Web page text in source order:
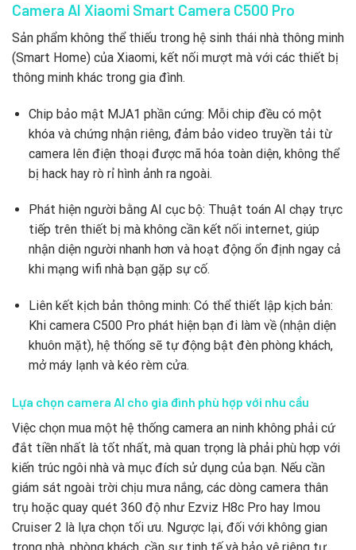
Camera AI Xiaomi Smart Camera C500 Pro
Sản phẩm không thể thiếu trong hệ sinh thái nhà thông minh
(Smart Home) của Xiaomi, kết nối mượt mà với các thiết bị
thông minh khác trong gia đình.
Chip bảo mật MJA1 phần cứng: Mỗi chip đều có một
khóa và chứng nhận riêng, đảm bảo video truyền tải từ
camera lên điện thoại được mã hóa toàn diện, không thể
bị hack hay rò rỉ hình ảnh ra ngoài.
Phát hiện người bằng AI cục bộ: Thuật toán AI chạy trực
tiếp trên thiết bị mà không cần kết nối internet, giúp
nhận diện người nhanh hơn và hoạt động ổn định ngay cả
khi mạng wifi nhà bạn gặp sự cố.
Liên kết kịch bản thông minh: Có thể thiết lập kịch bản:
Khi camera C500 Pro phát hiện bạn đi làm về (nhận diện
khuôn mặt), hệ thống sẽ tự động bật đèn phòng khách,
mở máy lạnh và kéo rèm cửa.
Lựa chọn camera AI cho gia đình phù hợp với nhu cầu
Việc chọn mua một hệ thống camera an ninh không phải cứ
đắt tiền nhất là tốt nhất, mà quan trọng là phải phù hợp với
kiến trúc ngôi nhà và mục đích sử dụng của bạn. Nếu cần
giám sát ngoài trời chịu mưa nắng, các dòng camera thân
trụ hoặc quay quét 360 độ như Ezviz H8c Pro hay Imou
Cruiser 2 là lựa chọn tối ưu. Ngược lại, đối với không gian